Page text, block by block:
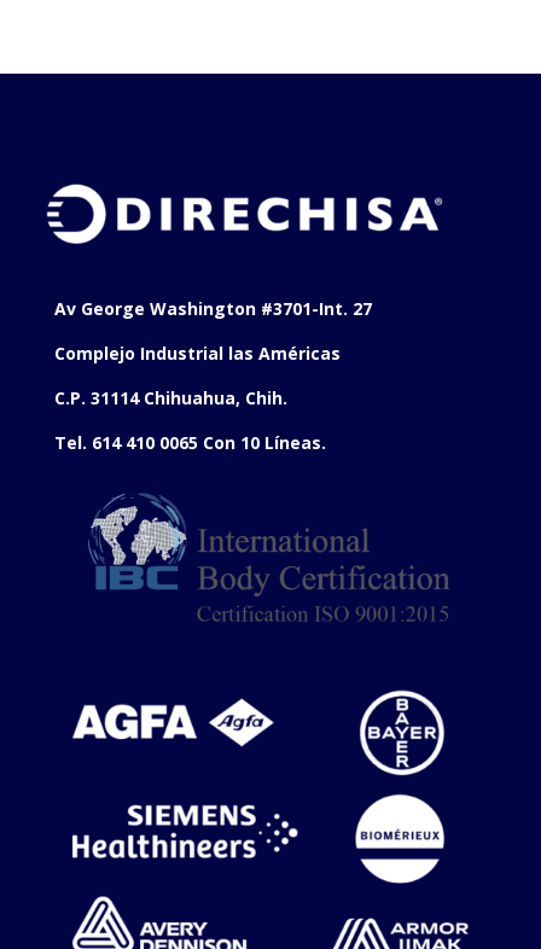
Av George Washington #3701-Int. 27
Complejo Industrial las Américas
C.P. 31114 Chihuahua, Chih.
Tel. 614 410 0065 Con 10 Líneas.